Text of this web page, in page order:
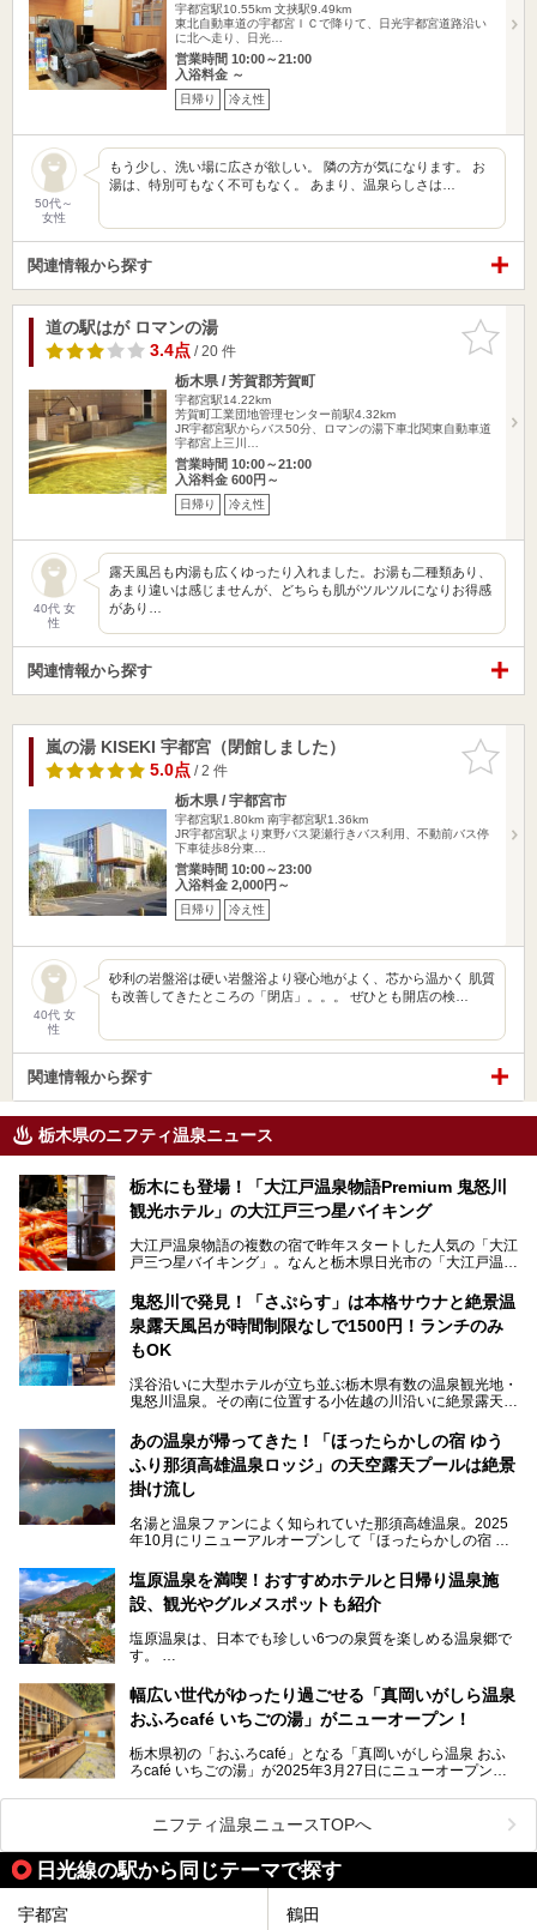
宇都宮駅10.55km 文挟駅9.49km
東北自動車道の宇都宮ＩＣで降りて、日光宇都宮道路沿い
に北へ走り、日光…
営業時間 10:00～21:00
入浴料金 ～
日帰り 冷え性
50代～
女性
もう少し、洗い場に広さが欲しい。 隣の方が気になります。 お
湯は、特別可もなく不可もなく。 あまり、温泉らしさは…
関連情報から探す
お気に入
りに追加
道の駅はが ロマンの湯
3.4点/ 20 件
栃木県 / 芳賀郡芳賀町
宇都宮駅14.22km
芳賀町工業団地管理センター前駅4.32km
JR宇都宮駅からバス50分、ロマンの湯下車北関東自動車道
宇都宮上三川…
営業時間 10:00～21:00
入浴料金 600円～
日帰り 冷え性
40代 女
性
露天風呂も内湯も広くゆったり入れました。お湯も二種類あり、
あまり違いは感じませんが、どちらも肌がツルツルになりお得感
があり…
関連情報から探す
お気に入
りに追加
嵐の湯 KISEKI 宇都宮（閉館しました）
5.0点/ 2 件
栃木県 / 宇都宮市
宇都宮駅1.80km 南宇都宮駅1.36km
JR宇都宮駅より東野バス簗瀬行きバス利用、不動前バス停
下車徒歩8分東…
営業時間 10:00～23:00
入浴料金 2,000円～
日帰り 冷え性
40代 女
性
砂利の岩盤浴は硬い岩盤浴より寝心地がよく、芯から温かく 肌質
も改善してきたところの「閉店」。。。 ぜひとも開店の検…
関連情報から探す
栃木県のニフティ温泉ニュース
栃木にも登場！「大江戸温泉物語Premium 鬼怒川
観光ホテル」の大江戸三つ星バイキング
大江戸温泉物語の複数の宿で昨年スタートした人気の「大江
戸三つ星バイキング」。なんと栃木県日光市の「大江戸温泉
ここは首都圏から1泊で行きやすい鬼怒川温泉の渓流沿いに
建つホテルで、バイキングの他にも天然温泉の大浴場とサウ
ナ、フリーフローサービスのラウンジなど館内で楽しめるス
ポットがたくさんあり、3世代旅行やグループ旅行にもぴっ
たり。
そんな「大江戸温泉物語Premium 鬼怒川観光ホテル」の魅
力を詳しく紹介しちゃいます。
───
提供元：大江戸温泉物語ホテルズ＆リゾーツ株式会社【P
R】
この記事は大江戸温泉物語Premium 鬼怒川観光ホテルのPR
記事です。
鬼怒川で発見！「さぷらす」は本格サウナと絶景温
泉露天風呂が時間制限なしで1500円！ランチのみ
もOK
渓谷沿いに大型ホテルが立ち並ぶ栃木県有数の温泉観光地・
鬼怒川温泉。その南に位置する小佐越の川沿いに絶景露天風
こだわりのサウナ、掛け流しの水風呂、天然温泉の露天風
呂、食事処、休憩室など備えて、決して大規模施設ではあり
ませんが、鬼怒川温泉観光の行き帰りに、はたまたサウナで
一日リフレッシュするための目的地に！ぜひオススメしたい
スポットです。時間制限も無いので1人1,500円でひがな一
日サウナや温泉を楽しんでお昼も食べてごろごろできちゃい
ますよ。
あの温泉が帰ってきた！「ほったらかしの宿 ゆう
ふり那須高雄温泉ロッジ」の天空露天プールは絶景
掛け流し
名湯と温泉ファンによく知られていた那須高雄温泉。2025
年10月にリニューアルオープンして「ほったらかしの宿 ゆ
した。
那須湯本の温泉街から少し離れた静かな環境、一軒宿ゆえに
許される露天風呂からの絶景、日帰り入浴や素泊まりで気楽
た。
2名1室利用で1人あたり4,500円～と、思い立ったらすぐに
───
提供元：アイコニア・ホスピタリティ株式会社【PR】
この記事はほったらかしの宿 ゆうふり那須高雄温泉ロッジ
塩原温泉を満喫！おすすめホテルと日帰り温泉施
設、観光やグルメスポットも紹介
塩原温泉は、日本でも珍しい6つの泉質を楽しめる温泉郷で
す。
栃木県の北部にある箒川のほとりに11の温泉地が点在し、
古くから多くの人々から癒やしの場として愛されてきまし
た。
温泉に加えて、豊かな自然を感じられる観光スポットや、こ
こでしか味わえないご当地グルメなど、多彩な魅力がある北
この記事では、塩原温泉の概要や魅力とともに、おすすめの
宿泊施設と観光・グルメスポット、日帰り温泉を順に紹介し
ます。
塩原温泉で、いつもの温泉旅行とは一味違う旅行体験をして
幅広い世代がゆったり過ごせる「真岡いがしら温泉
おふろcafé いちごの湯」がニューオープン！
栃木県初の「おふろcafé」となる「真岡いがしら温泉 おふ
ろcafé いちごの湯」が2025年3月27日にニューオープンす
メインとなる天然温泉のお風呂をはじめ、リラックスエリア
やキッズエリア、カフェレストランなど、施設の隅々までチ
ェックしてきました！
ニフティ温泉ニュースTOPへ
日光線の駅から同じテーマで探す
宇都宮 鶴田